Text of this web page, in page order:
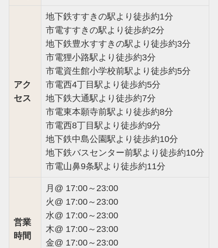
アク
セス
地下鉄すすきの駅より徒歩約1分
市電すすきの駅より徒歩約2分
地下鉄豊水すすきの駅より徒歩約3分
市電狸小路駅より徒歩約3分
市電資生館小学校前駅より徒歩約5分
市電西4丁目駅より徒歩約5分
地下鉄大通駅より徒歩約7分
市電東本願寺前駅より徒歩約8分
市電西8丁目駅より徒歩約9分
地下鉄中島公園駅より徒歩約10分
地下鉄バスセンター前駅より徒歩約10分
市電山鼻9条駅より徒歩約11分
営業
時間
月@ 17:00～23:00
火@ 17:00～23:00
水@ 17:00～23:00
木@ 17:00～23:00
金@ 17:00～23:00